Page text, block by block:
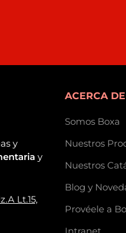
y
y
Lt.15,
ACERCA
Somos Boxa
Nuestros
Nuestros
Blog y
Provéele a